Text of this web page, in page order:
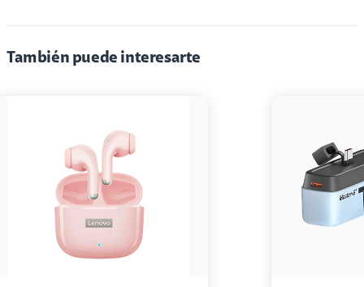
También puede interesarte